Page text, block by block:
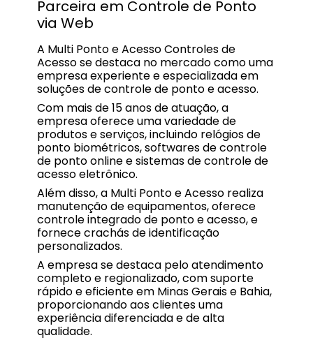
Parceira em Controle de Ponto
via Web
A Multi Ponto e Acesso Controles de
Acesso se destaca no mercado como uma
empresa experiente e especializada em
soluções de controle de ponto e acesso.
Com mais de 15 anos de atuação, a
empresa oferece uma variedade de
produtos e serviços, incluindo relógios de
ponto biométricos, softwares de controle
de ponto online e sistemas de controle de
acesso eletrônico.
Além disso, a Multi Ponto e Acesso realiza
manutenção de equipamentos, oferece
controle integrado de ponto e acesso, e
fornece crachás de identificação
personalizados.
A empresa se destaca pelo atendimento
completo e regionalizado, com suporte
rápido e eficiente em Minas Gerais e Bahia,
proporcionando aos clientes uma
experiência diferenciada e de alta
qualidade.